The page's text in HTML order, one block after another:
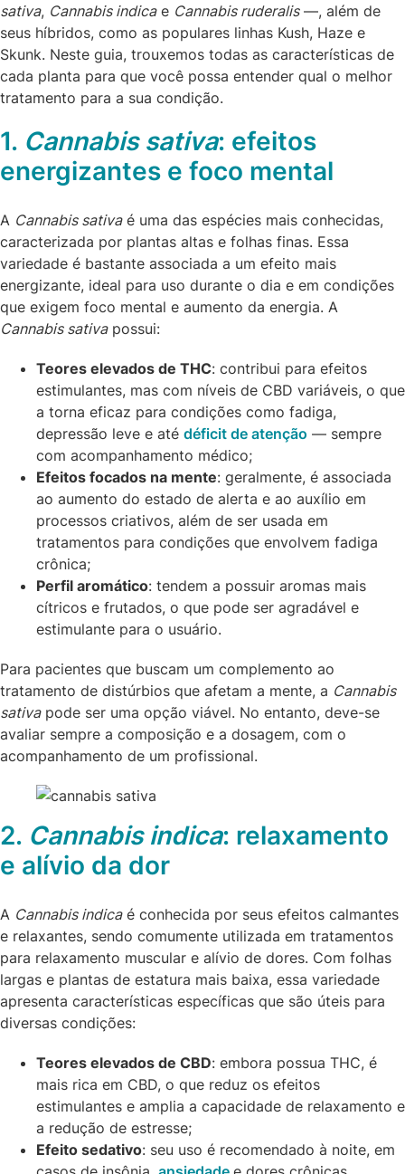
sativa, Cannabis indicae Cannabis ruderalis—, além de
seus híbridos, como as populares linhas Kush, Haze e
Skunk. Neste guia, trouxemos todas as características de
cada planta para que você possa entender qual o melhor
tratamento para a sua condição.
1. Cannabis sativa: efeitos
energizantes e foco mental
A Cannabis sativaé uma das espécies mais conhecidas,
caracterizada por plantas altas e folhas finas. Essa
variedade é bastante associada a um efeito mais
energizante, ideal para uso durante o dia e em condições
que exigem foco mental e aumento da energia. A
Cannabis sativapossui:
Teores elevados de THC: contribui para efeitos
estimulantes, mas com níveis de CBD variáveis, o que
a torna eficaz para condições como fadiga,
depressão leve e até déficit de atenção — sempre
com acompanhamento médico;
Efeitos focados na mente: geralmente, é associada
ao aumento do estado de alerta e ao auxílio em
processos criativos, além de ser usada em
tratamentos para condições que envolvem fadiga
crônica;
Perfil aromático: tendem a possuir aromas mais
cítricos e frutados, o que pode ser agradável e
estimulante para o usuário.
Para pacientes que buscam um complemento ao
tratamento de distúrbios que afetam a mente, a Cannabis
sativapode ser uma opção viável. No entanto, deve-se
avaliar sempre a composição e a dosagem, com o
acompanhamento de um profissional.
2. Cannabis indica: relaxamento
e alívio da dor
A Cannabis indicaé conhecida por seus efeitos calmantes
e relaxantes, sendo comumente utilizada em tratamentos
para relaxamento muscular e alívio de dores. Com folhas
largas e plantas de estatura mais baixa, essa variedade
apresenta características específicas que são úteis para
diversas condições:
Teores elevados de CBD: embora possua THC, é
mais rica em CBD, o que reduz os efeitos
estimulantes e amplia a capacidade de relaxamento e
a redução de estresse;
Efeito sedativo: seu uso é recomendado à noite, em